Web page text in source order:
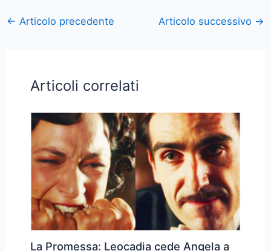
← Articolo precedente Articolo successivo →
Articoli correlati
La Promessa: Leocadia cede Angela a